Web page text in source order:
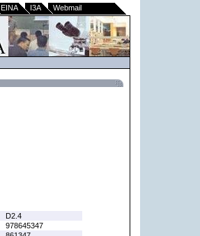
EINA I3A Webmail
D2.4
978645347